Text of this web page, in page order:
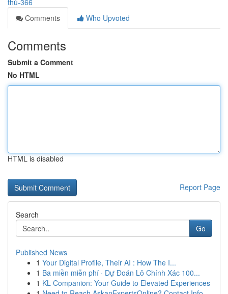
thủ-366
Comments
Who Upvoted
Comments
Submit a Comment
No HTML
HTML is disabled
Report Page
Search
Go
Published News
1 Your Digital Profile, Their AI : How The I...
1 Ba miền miễn phí · Dự Đoán Lô Chính Xác 100...
1 KL Companion: Your Guide to Elevated Experiences